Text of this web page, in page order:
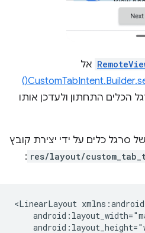
אל
הכלים התחתון ולעדכן אותו
סרגל כלים על ידי יצירת קובץ
res/layout/
:
<LinearLayout